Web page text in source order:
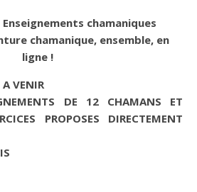
Enseignements chamaniques
chamanique, ensemble, en
ligne !
A VENIR
DE 12 CHAMANS ET
PROPOSES DIRECTEMENT